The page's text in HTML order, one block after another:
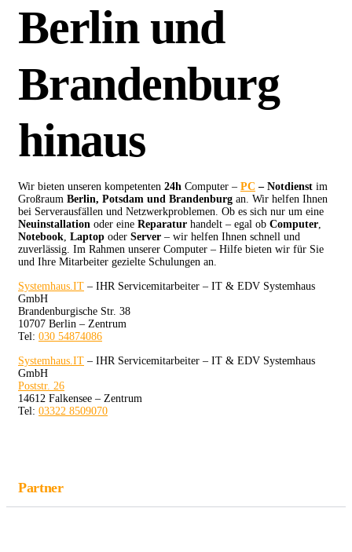
Berlin und
Brandenburg
hinaus
Wir bieten unseren kompetenten 24h Computer – PC – Notdienst im
Großraum Berlin, Potsdam und Brandenburg an. Wir helfen Ihnen
bei Serverausfällen und Netzwerkproblemen. Ob es sich nur um eine
Neuinstallation oder eine Reparatur handelt – egal ob Computer
Notebook Laptop oder Server – wir helfen Ihnen schnell und
zuverlässig. Im Rahmen unserer Computer – Hilfe bieten wir für Sie
und Ihre Mitarbeiter gezielte Schulungen an.
Systemhaus.IT – IHR Servicemitarbeiter – IT & EDV Systemhaus
GmbH
Brandenburgische Str. 38
10707 Berlin – Zentrum
Tel: 030 54874086
Systemhaus.IT – IHR Servicemitarbeiter – IT & EDV Systemhaus
GmbH
Poststr. 26
14612 Falkensee – Zentrum
Tel: 03322 8509070
Partner